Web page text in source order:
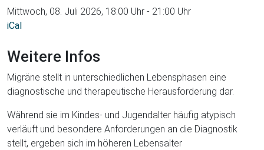
Mittwoch, 08. Juli 2026, 18:00 Uhr - 21:00 Uhr
iCal
Weitere Infos
Migräne stellt in unterschiedlichen Lebensphasen eine
diagnostische und therapeutische Herausforderung dar.
Während sie im Kindes- und Jugendalter häufig atypisch
verläuft und besondere Anforderungen an die Diagnostik
stellt, ergeben sich im höheren Lebensalter